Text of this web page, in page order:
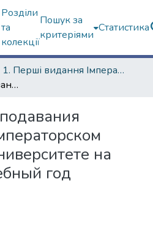
Розділи
та
колекції
Пошук за
критеріями
Статистика
1. Перші видання Імператорського Харківського університету
Обозрение преподавания предметов в Императорском Харьковском университете на 1857–1858 учебный год
на
год